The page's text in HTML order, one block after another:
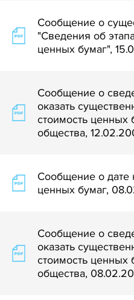
Сообщение о
"Сведения об
ценных бумаг",
Сообщение о
оказать
стоимость ценных
общества,
Сообщение о дате
ценных бумаг,
Сообщение о
оказать
стоимость ценных
общества,